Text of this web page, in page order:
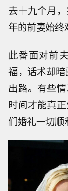
去十九个月
年的前妻始终
此番面对前
福，话术却
出路。有些
时间才能真
们婚礼一切顺